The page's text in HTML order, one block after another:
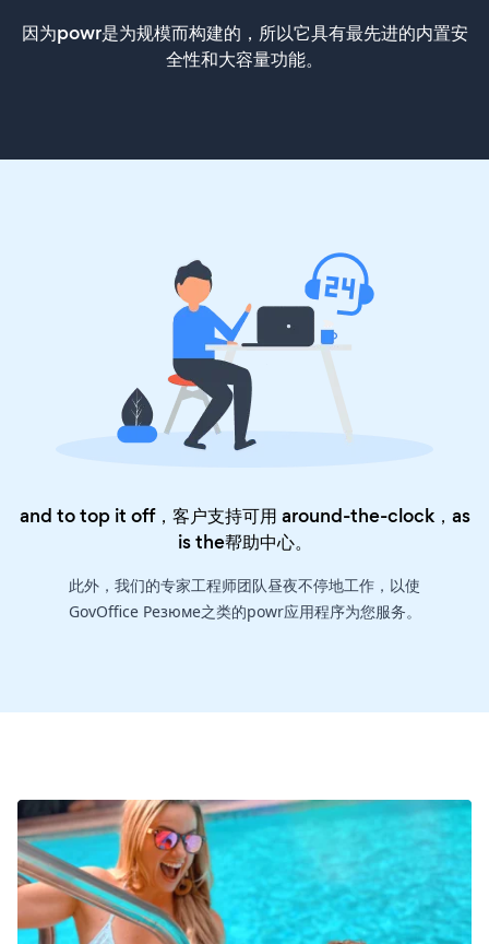
因为powr是为规模而构建的，所以它具有最先进的内置安
全性和大容量功能。
and to top it off，客户支持可用 around-the-clock，as
is the帮助中心。
此外，我们的专家工程师团队昼夜不停地工作，以使
GovOffice Резюме之类的powr应用程序为您服务。